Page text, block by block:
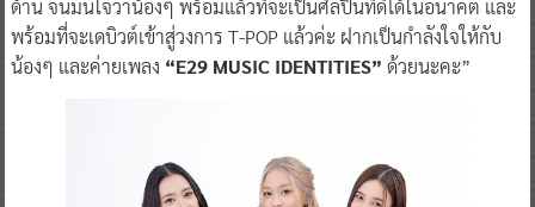
ด้าน จนมั่นใจว่าน้องๆ พร้อมแล้วที่จะเป็นศิลปินที่ดีได้ในอนาคต และ
พร้อมที่จะเดบิวต์เข้าสู่วงการ T-POP แล้วค่ะ ฝากเป็นกำลังใจให้กับ
น้องๆ และค่ายเพลง “E29 MUSIC IDENTITIES” ด้วยนะคะ”